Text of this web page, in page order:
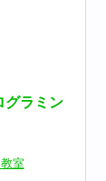
グラミン
室